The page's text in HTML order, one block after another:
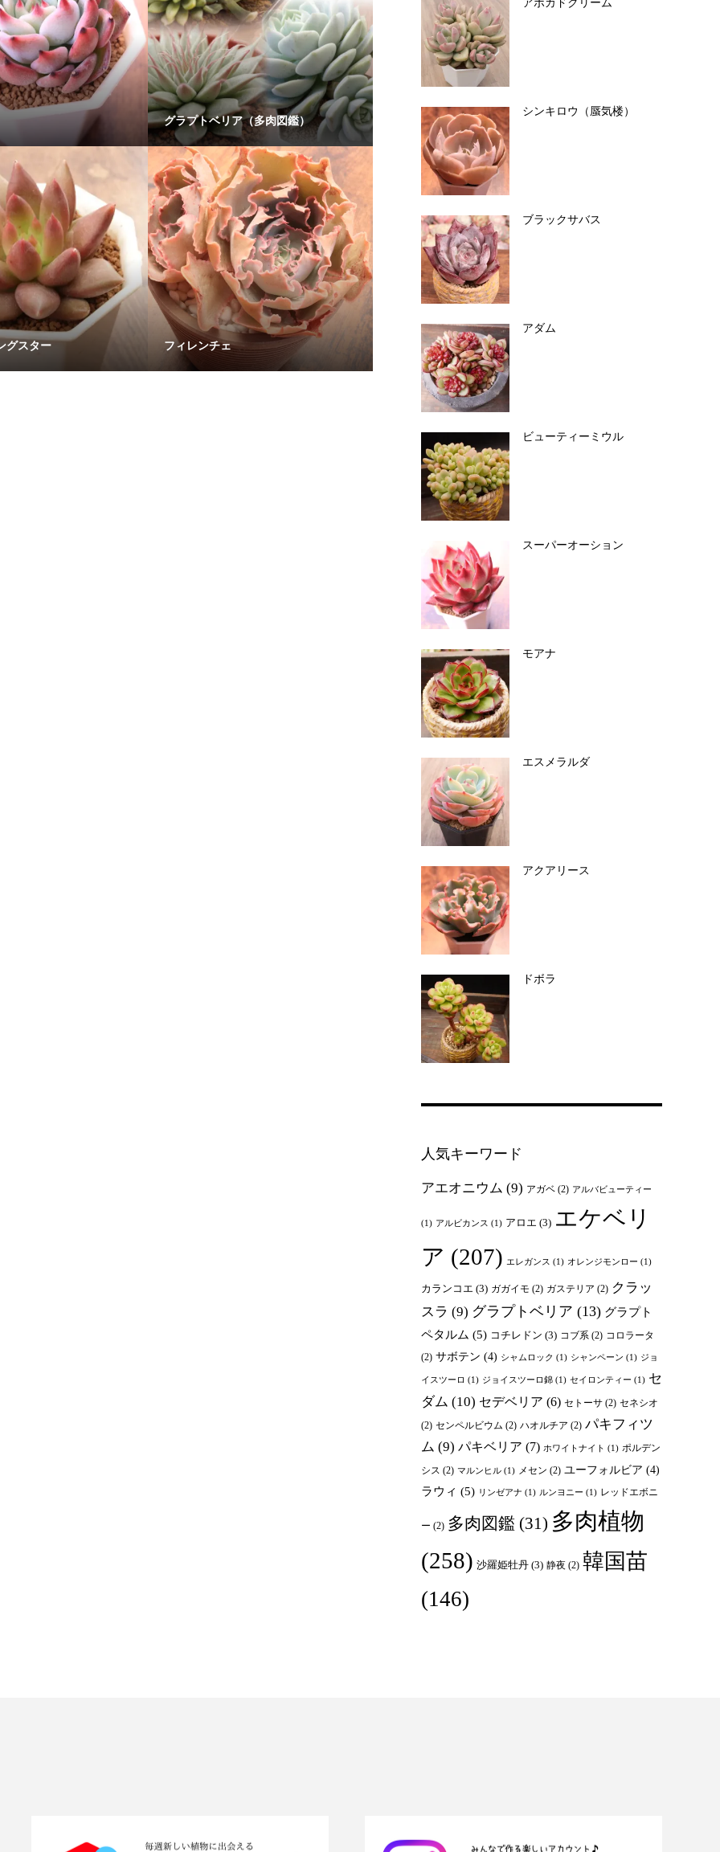
グラプトベリア（多肉図鑑）
グスター フィレンチェ
アボカドクリーム
シンキロウ（蜃気楼）
ブラックサバス
アダム
ビューティーミウル
スーパーオーション
モアナ
エスメラルダ
アクアリース
ドボラ
人気キーワード
アエオニウム (9) アガベ (2) アルバビューティー
(1) アルビカンス (1) アロエ (3) エケベリ
ア (207) エレガンス (1) オレンジモンロー (1)
カランコエ (3) ガガイモ (2) ガステリア (2) クラッ
スラ (9) グラプトベリア (13) グラプト
ペタルム (5) コチレドン (3) コブ系 (2) コロラータ
(2) サボテン (4) シャムロック (1) シャンペーン (1) ジョ
イスツーロ (1) ジョイスツーロ錦 (1) セイロンティー (1) セ
ダム (10) セデベリア (6) セトーサ (2) セネシオ
(2) センペルビウム (2) ハオルチア (2) パキフィツ
ム (9) パキベリア (7) ホワイトナイト (1) ポルデン
シス (2) マルンヒル (1) メセン (2) ユーフォルビア (4)
ラウィ (5) リンゼアナ (1) ルンヨニー (1) レッドエボニ
ー (2) 多肉図鑑 (31) 多肉植物
(258) 沙羅姫牡丹 (3) 静夜 (2) 韓国苗
(146)